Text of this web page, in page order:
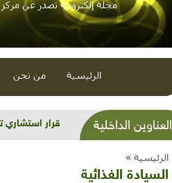
مجلة إلكترونية تصدر عن
الرئيسية من نحن
العناوين الداخلية قرار استشاري
الرئيسية »
السيادة الغذائية